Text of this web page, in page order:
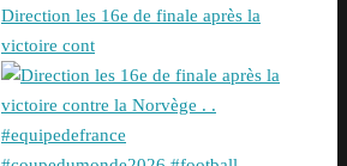
Direction les 16e de finale après la
victoire cont